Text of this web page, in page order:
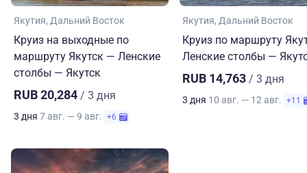
Якутия Дальний Восток
Круиз на выходные по
маршруту Якутск — Ленские
столбы — Якутск
RUB 20,284 / 3 дня
3 дня 7 авг. — 9 авг. +6
Якутия Дальний Восток
Круиз по маршруту
Ленские столбы —
RUB 14,763 / 3 дня
3 дня 10 авг. — 12 авг. +11